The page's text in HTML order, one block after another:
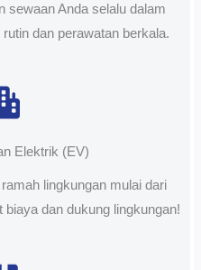
sewaan Anda selalu dalam
dan perawatan berkala.
Elektrik (EV)
lingkungan mulai dari
dan dukung lingkungan!